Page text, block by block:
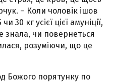
– Коли чоловік ішов
30 кг усієї цієї амуніції,
знала, чи повернеться
розуміючи, що це
Божого порятунку по